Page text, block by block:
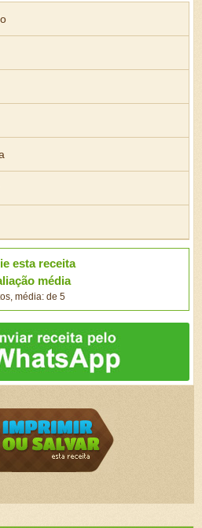
esta receita
média
média: de 5